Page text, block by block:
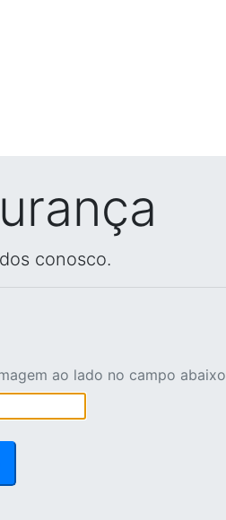
conosco.
ao lado no campo abaixo